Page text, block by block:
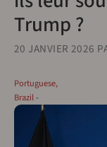
Trump ?
20 JANVIER 2026
Portuguese,
Brazil